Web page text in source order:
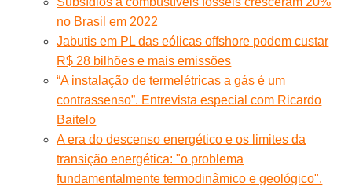
no Brasil em 2022
Jabutis em PL das eólicas offshore podem custar
R$ 28 bilhões e mais emissões
“A instalação de termelétricas a gás é um
contrassenso”. Entrevista especial com Ricardo
Baitelo
A era do descenso energético e os limites da
transição energética: "o problema
fundamentalmente termodinâmico e geológico".